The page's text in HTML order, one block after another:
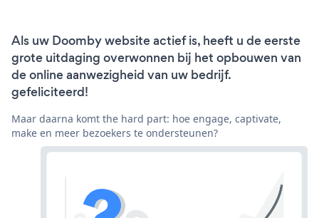
Als uw Doomby website actief is, heeft u de eerste
grote uitdaging overwonnen bij het opbouwen van
de online aanwezigheid van uw bedrijf.
gefeliciteerd!
Maar daarna komt the hard part: hoe engage, captivate,
make en meer bezoekers te ondersteunen?